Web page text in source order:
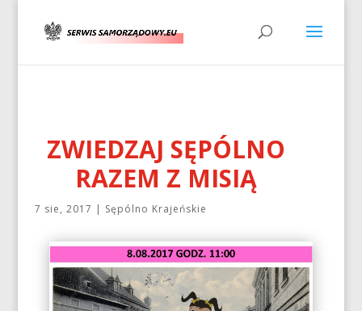
ZWIEDZAJ SĘPÓLNO
RAZEM Z MISIĄ
7 sie, 2017 | Sępólno Krajeńskie